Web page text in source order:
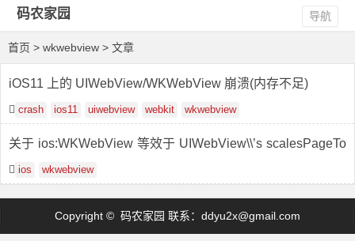
码农家园 导航
首页 > wkwebview > 文章
iOS11 上的 UIWebView/WKWebView 崩溃(内存不足)
crash ios11 uiwebview webkit wkwebview
关于 ios:WKWebView 等效于 UIWebView\\’s scalesPageTo
Fitios wkwebview
Copyright © 码农家园 联系： ddyu2x@gmail.com